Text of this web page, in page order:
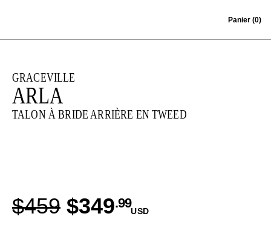
Panier (0)
GRACEVILLE
ARLA
TALON À BRIDE ARRIÈRE EN TWEED
$459 $349.99
USD